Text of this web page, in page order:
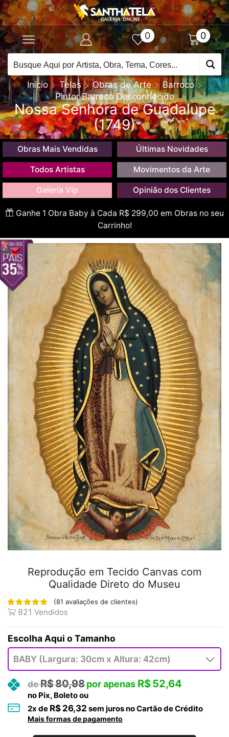
0 0
Início Telas Obras de Arte
Barroco
Pintor Barroco Desconhecido
Nossa Senhora de Guadalupe
(1749)
Obras Mais Vendidas Últimas Novidades
Todos Artistas Movimentos da Arte
Galeria Vip Opinião dos Clientes
Ganhe 1 Obra Baby à Cada R$ 299,00 em Obras no seu
Carrinho!
Reprodução em Tecido Canvas com
Qualidade Direto do Museu
(81 avaliações de clientes)
821 Vendidos
Tamanho
R$80,98 R$52,64
no Pix, Boleto ou
2x de R$ 26,32 sem juros no Cartão de Crédito
Mais formas de pagamento